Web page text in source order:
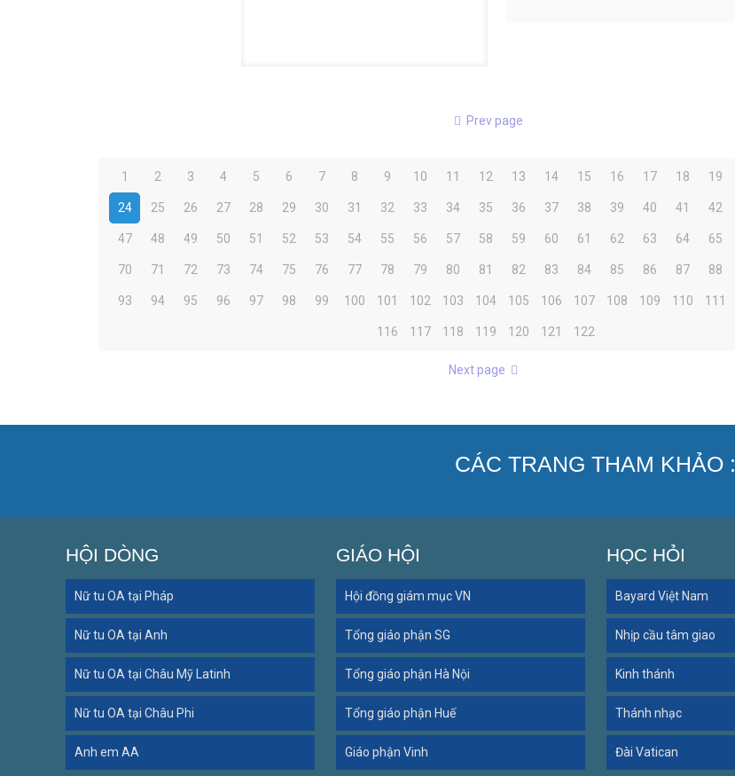
Prev page
1 2 3 4 5 6 7 8 9 10 11 12 13 14 15 16 17 18 19
24 25 26 27 28 29 30 31 32 33 34 35 36 37 38 39 40 41 42
47 48 49 50 51 52 53 54 55 56 57 58 59 60 61 62 63 64 65
70 71 72 73 74 75 76 77 78 79 80 81 82 83 84 85 86 87 88
93 94 95 96 97 98 99 100 101 102 103 104 105 106 107 108 109 110 111
116 117 118 119 120 121 122
Next page
CÁC TRANG THAM KHẢO :
HỘI DÒNG
Nữ tu OA tại Pháp
Nữ tu OA tại Anh
Nữ tu OA tại Châu Mỹ Latinh
Nữ tu OA tại Châu Phi
Anh em AA
GIÁO HỘI
Hội đồng giám mục VN
Tổng giáo phận SG
Tổng giáo phận Hà Nội
Tổng giáo phận Huế
Giáo phận Vinh
HỌC HỎI
Bayard Việt Nam
Nhịp cầu tâm giao
Kinh thánh
Thánh nhạc
Đài Vatican